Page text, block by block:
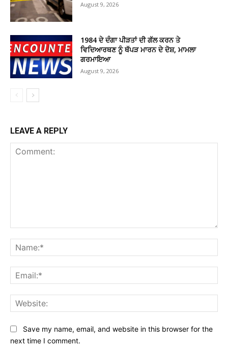
August 9, 2026
1984 ਦੇ ਦੰਗਾ ਪੀੜਤਾਂ ਦੀ ਗੱਲ ਕਰਨ ਤੇ
ਵਿਦਿਆਰਥਣ ਨੂੰ ਥੱਪੜ ਮਾਰਨ ਦੇ ਦੋਸ਼, ਮਾਮਲਾ
ਗਰਮਾਇਆ
August 9, 2026
LEAVE A REPLY
Save my name, email, and website in this browser for the
next time I comment.